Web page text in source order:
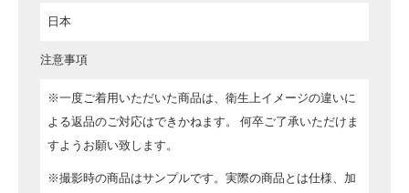
日本
注意事項
※一度ご着用いただいた商品は、衛生上イメージの違いに
よる返品のご対応はできかねます。 何卒ご了承いただけま
すようお願い致します。
※撮影時の商品はサンプルです。実際の商品とは仕様、加